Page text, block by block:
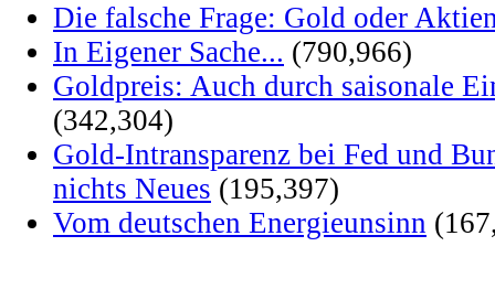
Die falsche Frage: Gold oder
In Eigener Sache... (790,966)
Goldpreis: Auch durch saisonale
(342,304)
Gold-Intransparenz bei Fed und
nichts Neues (195,397)
Vom deutschen Energieunsinn